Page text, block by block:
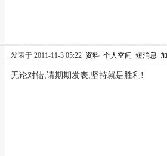
发表于 2011-11-3 05:22 资料 个人空间 短消息
无论对错,请期期发表,坚持就是胜利!